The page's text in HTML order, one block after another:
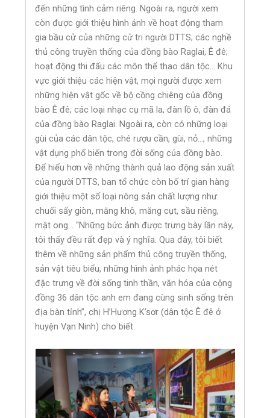
đến những tình cảm riêng. Ngoài ra, người xem
còn được giới thiệu hình ảnh về hoạt động tham
gia bầu cử của những cử tri người DTTS; các nghề
thủ công truyền thống của đồng bào Raglai, Ê đê;
hoạt động thi đấu các môn thể thao dân tộc… Khu
vực giới thiệu các hiện vật, mọi người được xem
những hiện vật gốc về bộ cồng chiêng của đồng
bào Ê đê; các loại nhạc cụ mã la, đàn lồ ô, đàn đá
của đồng bào Raglai. Ngoài ra, còn có những loại
gùi của các dân tộc, ché rượu cần, gùi, nỏ…, những
vật dụng phổ biến trong đời sống của đồng bào.
Để hiểu hơn về những thành quả lao động sản xuất
của người DTTS, ban tổ chức còn bố trí gian hàng
giới thiệu một số loại nông sản chất lượng như:
chuối sấy giòn, măng khô, măng cụt, sầu riêng,
mật ong… “Những bức ảnh được trưng bày lần này,
tôi thấy đều rất đẹp và ý nghĩa. Qua đây, tôi biết
thêm về những sản phẩm thủ công truyền thống,
sản vật tiêu biểu, những hình ảnh phác họa nét
đặc trưng về đời sống tinh thần, văn hóa của cộng
đồng 36 dân tộc anh em đang cùng sinh sống trên
địa bàn tỉnh”, chị H’Hương K’sơr (dân tộc Ê đê ở
huyện Vạn Ninh) cho biết.